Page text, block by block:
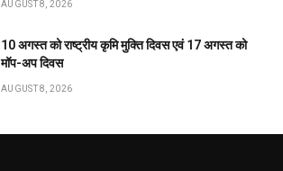
AUGUST 8, 2026
10 अगस्त को राष्ट्रीय कृमि मुक्ति दिवस एवं 17 अगस्त को
मॉप-अप दिवस
AUGUST 8, 2026